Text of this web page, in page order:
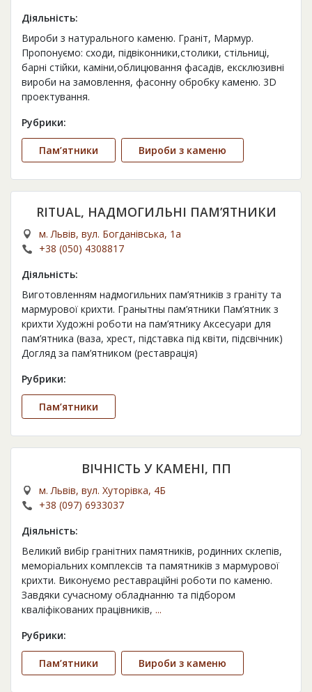
Діяльність:
Вироби з натурального каменю. Граніт, Мармур.
Пропонуємо: сходи, підвіконники,столики, стільниці,
барні стійки, каміни,облицювання фасадів, ексклюзивні
вироби на замовлення, фасонну обробку каменю. 3D
проектування.
Рубрики:
Пам’ятники Вироби з каменю
RITUAL, НАДМОГИЛЬНІ ПАМ’ЯТНИКИ
м. Львів, вул. Богданівська, 1а
+38 (050) 4308817
Діяльність:
Виготовленням надмогильних пам’ятників з граніту та
мармурової крихти. Гранытны пам’ятники Пам’ятник з
крихти Художні роботи на пам’ятнику Аксесуари для
пам’ятника (ваза, хрест, підставка під квіти, підсвічник)
Догляд за пам’ятником (реставрація)
Рубрики:
Пам’ятники
ВІЧНІСТЬ У КАМЕНІ, ПП
м. Львів, вул. Хуторівка, 4Б
+38 (097) 6933037
Діяльність:
Великий вибір гранітних памятників, родинних склепів,
меморіальних комплексів та памятників з мармурової
крихти. Виконуємо реставраційні роботи по каменю.
Завдяки сучасному обладнанню та підбором
кваліфікованих працівників, ...
Рубрики:
Пам’ятники Вироби з каменю